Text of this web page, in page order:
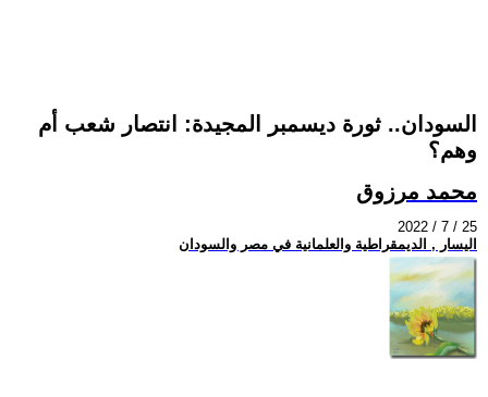
السودان.. ثورة ديسمبر المجيدة: انتصار شعب أم
وهم؟
محمد مرزوق
2022 / 7 / 25
اليسار , الديمقراطية والعلمانية في مصر والسودان